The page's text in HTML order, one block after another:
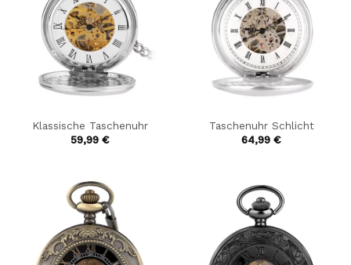
Klassische Taschenuhr
59,99 €
Taschenuhr Schlicht
64,99 €